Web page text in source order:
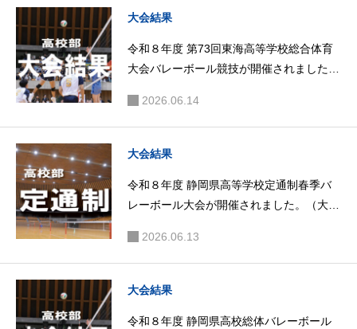
会結果）
大会結果
令和８年度 第73回東海高等学校総合体育
大会バレーボール競技が開催されました。
2026.06.14
大会結果
令和８年度 静岡県高等学校定通制春季バ
レーボール大会が開催されました。（大会
2026.06.13
大会結果
令和８年度 静岡県高校総体バレーボール